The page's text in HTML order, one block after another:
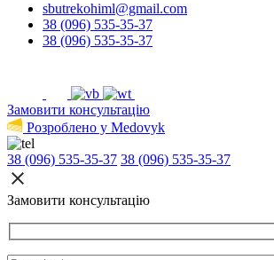
sbutrekohiml@gmail.com
38 (096) 535-35-37
38 (096) 535-35-37
Замовити консультацію
Розроблено у Medovyk
38 (096) 535-35-37 38 (096) 535-35-37
Замовити консультацію